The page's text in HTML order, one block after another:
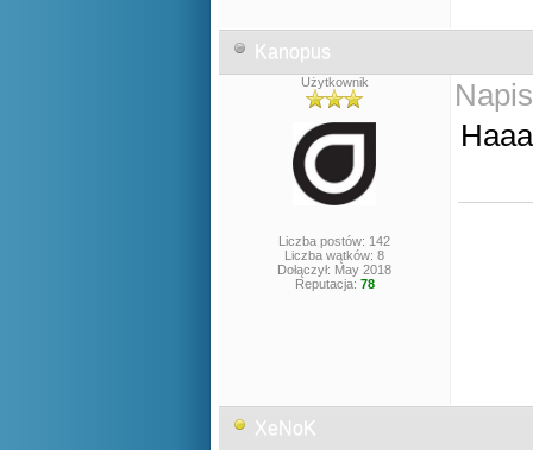
Kanopus
Użytkownik
Liczba postów: 142
Liczba wątków: 8
Dołączył: May 2018
Reputacja: 78
XeNoK